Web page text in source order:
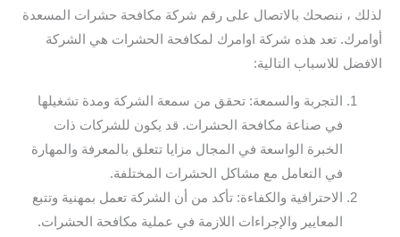
لذلك ، ننصحك بالاتصال على رقم شركة مكافحة حشرات المسعدة
أوامرك. تعد هذه شركة اوامرك لمكافحة الحشرات هي الشركة
الافضل للاسباب التالية:
التجربة والسمعة: تحقق من سمعة الشركة ومدة تشغيلها
في صناعة مكافحة الحشرات. قد يكون للشركات ذات
الخبرة الواسعة في المجال مزايا تتعلق بالمعرفة والمهارة
في التعامل مع مشاكل الحشرات المختلفة.
الاحترافية والكفاءة: تأكد من أن الشركة تعمل بمهنية وتتبع
المعايير والإجراءات اللازمة في عملية مكافحة الحشرات.